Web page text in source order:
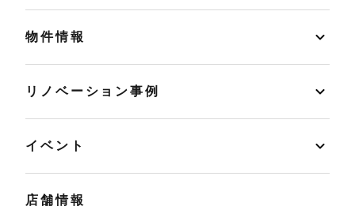
物件情報
リノベーション事例
イベント
店舗情報